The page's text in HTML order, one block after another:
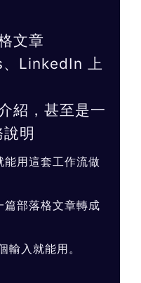
文章
LinkedIn 上
紹，甚至是一
明
能用這套工作流做
篇部落格文章轉成
入就能用。